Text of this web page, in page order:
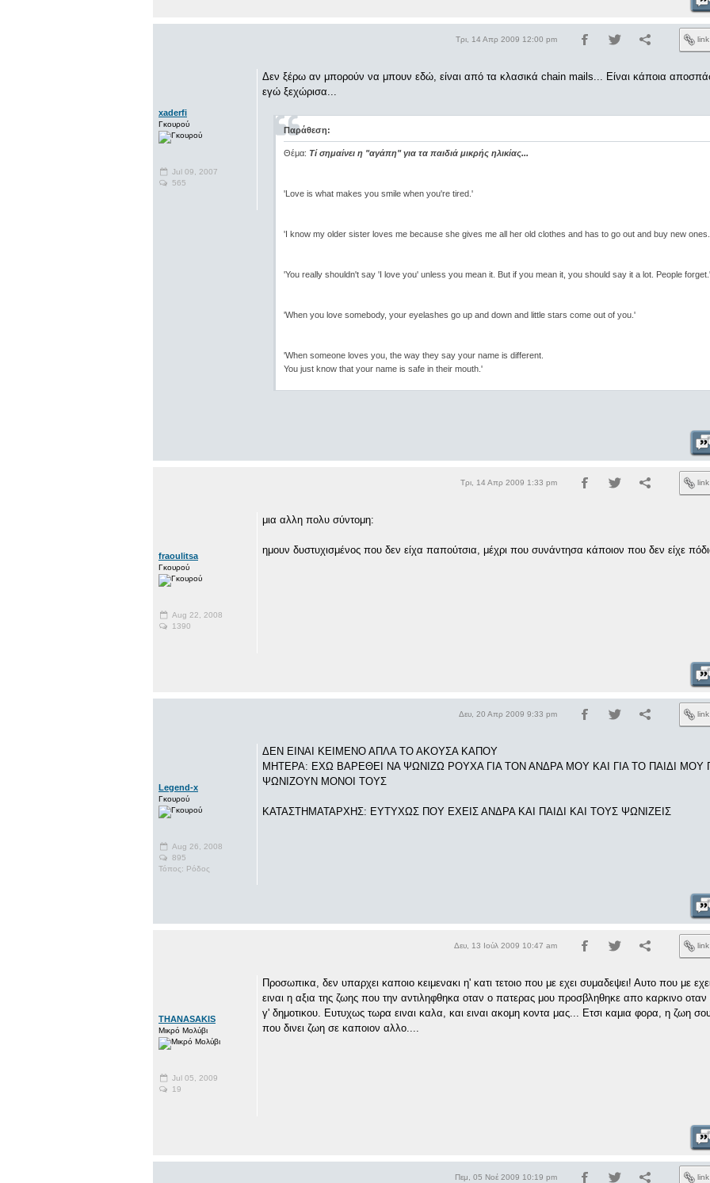
Τρι, 14 Απρ 2009 12:00 pm
xaderfi
Γκουρού
Jul 09, 2007
565
Δεν ξέρω αν μπορούν να μπουν εδώ, είναι από τα κλασικά chain mails... Είναι κάποια
εγώ ξεχώρισα...
Παράθεση:
Θέμα: Τί σημαίνει η "αγάπη" για τα παιδιά μικρής ηλικίας...
'Love is what makes you smile when you're tired.'
'I know my older sister loves me because she gives me all her old clothes and has to go out and buy new
'You really shouldn't say 'I love you' unless you mean it. But if you mean it, you should say it a lot. People forget.'
'When you love somebody, your eyelashes go up and down and little stars come out of you.'
'When someone loves you, the way they say your name is different.
You just know that your name is safe in their mouth.'
Τρι, 14 Απρ 2009 1:33 pm
fraoulitsa
Γκουρού
Aug 22, 2008
1390
μια αλλη πολυ σύντομη:
ημουν δυστυχισμένος που δεν είχα παπούτσια, μέχρι που συνάντησα κάποιον που δεν είχε
Δευ, 20 Απρ 2009 9:33 pm
Legend-x
Γκουρού
Aug 26, 2008
895
Τόπος: Ρόδος
ΔΕΝ ΕΙΝΑΙ ΚΕΙΜΕΝΟ ΑΠΛΑ ΤΟ ΑΚΟΥΣΑ ΚΑΠΟΥ
ΜΗΤΕΡΑ: ΕΧΩ ΒΑΡΕΘΕΙ ΝΑ ΨΩΝΙΖΩ ΡΟΥΧΑ ΓΙΑ ΤΟΝ ΑΝΔΡΑ ΜΟΥ ΚΑΙ ΓΙΑ ΤΟ ΠΑΙΔΙ ΜΟΥ
ΨΩΝΙΖΟΥΝ ΜΟΝΟΙ ΤΟΥΣ
ΚΑΤΑΣΤHΜΑΤΑΡΧΗΣ: ΕΥΤΥΧΩΣ ΠΟΥ ΕΧΕΙΣ ΑΝΔΡΑ ΚΑΙ ΠΑΙΔΙ ΚΑΙ ΤΟΥΣ ΨΩΝΙΖΕΙΣ
Δευ, 13 Ιούλ 2009 10:47 am
THANASAKIS
Μικρό Μολύβι
Jul 05, 2009
19
Προσωπικα, δεν υπαρχει καποιο κειμενακι η' κατι τετοιο που με εχει συμαδεψει! Αυτο που με
ειναι η αξια της ζωης που την αντιληφθηκα οταν ο πατερας μου προσβληθηκε απο καρκινο
γ' δημοτικου. Ευτυχως τωρα ειναι καλα, και ειναι ακομη κοντα μας... Ετσι καμια φορα, η ζωη σου
που δινει ζωη σε καποιον αλλο....
Πεμ, 05 Νοέ 2009 10:19 pm